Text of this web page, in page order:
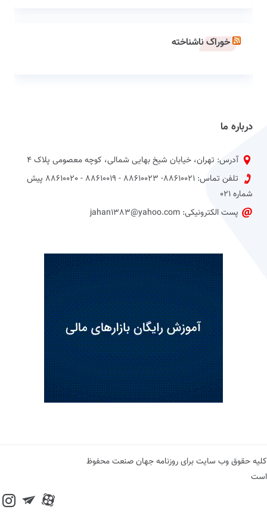
خوراک ناشناخته
درباره ما
آدرس: تهران، خیابان شیخ بهایی شمالی، کوچه معصومی پلاک 4
تلفن تماس: 88610021- 88610023 - 88610019 - 88610020 پیش
شماره 021
پست الکترونیکی: jahan1383@yahoo.com
کلیه حقوق وب سایت برای روزنامه جهان صنعت محفوظ
است